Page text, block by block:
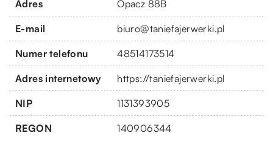
Adres Opacz 88B
E-mail biuro@taniefajerwerki.pl
Numer telefonu 48514173514
Adres internetowy https://taniefajerwerki.pl
NIP 1131393905
REGON 140906344